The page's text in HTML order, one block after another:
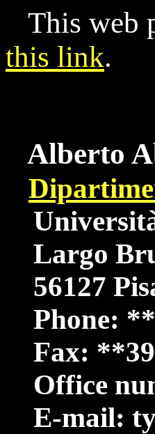
This web
this link.
Alberto
Largo
56127
Phone:
Fax: **39
Office
E-mail: